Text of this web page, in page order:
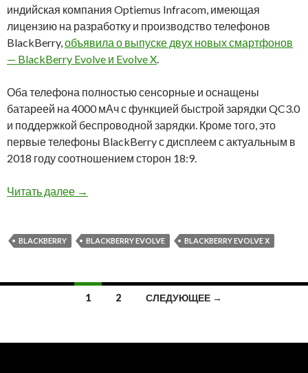
индийская компания Optiemus Infracom, имеющая
лицензию на разработку и производство телефонов
BlackBerry, объявила о выпуске двух новых смартфонов
— BlackBerry Evolve и Evolve X
Оба телефона полностью сенсорные и оснащены
батареей на 4000 мАч с функцией быстрой зарядки QC3.0
и поддержкой беспроводной зарядки. Кроме того, это
первые телефоны BlackBerry с дисплеем с актуальным в
2018 году соотношением сторон 18:9.
Читать далее Презентация BlackBerry Evolve и BlackBerry
→
BLACKBERRY BLACKBERRY EVOLVE BLACKBERRY EVOLVE Х
Навигация
записям
1 2 СЛЕДУЮЩЕЕ →